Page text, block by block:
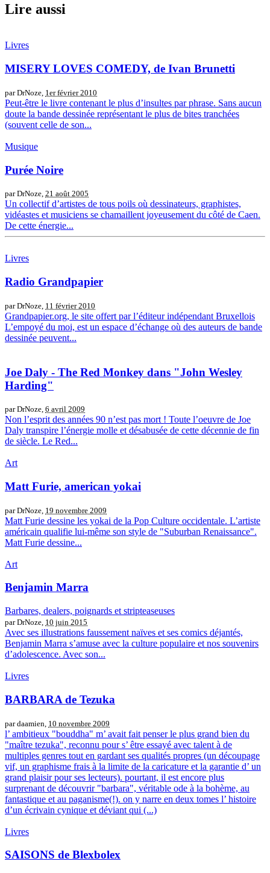
Lire aussi
Livres
MISERY LOVES COMEDY, de Ivan Brunetti
par DrNoze, 1er février 2010
Peut-être le livre contenant le plus d’insultes par phrase. Sans aucun
doute la bande dessinée représentant le plus de bites tranchées
(souvent celle de son...
Musique
Purée Noire
par DrNoze, 21 août 2005
Un collectif d’artistes de tous poils où dessinateurs, graphistes,
vidéastes et musiciens se chamaillent joyeusement du côté de Caen.
De cette énergie...
Livres
Radio Grandpapier
par DrNoze, 11 février 2010
Grandpapier.org, le site offert par l’éditeur indépendant Bruxellois
L’empoyé du moi, est un espace d’échange où des auteurs de bande
dessinée peuvent...
Joe Daly - The Red Monkey dans "John Wesley
Harding"
par DrNoze, 6 avril 2009
Non l’esprit des années 90 n’est pas mort ! Toute l’oeuvre de Joe
Daly transpire l’énergie molle et désabusée de cette décennie de fin
de siècle. Le Red...
Art
Matt Furie, american yokai
par DrNoze, 19 novembre 2009
Matt Furie dessine les yokai de la Pop Culture occidentale. L’artiste
américain qualifie lui-même son style de "Suburban Renaissance".
Matt Furie dessine...
Art
Benjamin Marra
Barbares, dealers, poignards et stripteaseuses
par DrNoze, 10 juin 2015
Avec ses illustrations faussement naïves et ses comics déjantés,
Benjamin Marra s’amuse avec la culture populaire et nos souvenirs
d’adolescence. Avec son...
Livres
BARBARA de Tezuka
par daamien, 10 novembre 2009
l’ ambitieux "bouddha" m’ avait fait penser le plus grand bien du
"maître tezuka", reconnu pour s’ être essayé avec talent à de
multiples genres tout en gardant ses qualités propres (un découpage
vif, un graphisme frais à la limite de la caricature et la garantie d’ un
grand plaisir pour ses lecteurs). pourtant, il est encore plus
surprenant de découvrir "barbara", véritable ode à la bohème, au
fantastique et au paganisme(!). on y narre en deux tomes l’ histoire
d’un écrivain cynique et déviant qui (...)
Livres
SAISONS de Blexbolex